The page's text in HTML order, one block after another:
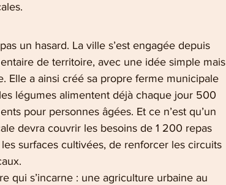
un hasard. La ville s’est engagée depuis
de territoire, avec une idée simple mais
Elle a ainsi créé sa propre ferme municipale
légumes alimentent déjà chaque jour 500
pour personnes âgées. Et ce n’est qu’un
devra couvrir les besoins de 1 200 repas
surfaces cultivées, de renforcer les circuits
qui s’incarne : une agriculture urbaine au